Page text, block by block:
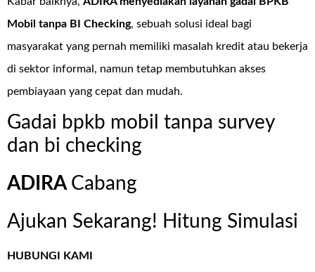
Mobil tanpa BI Checking, sebuah solusi ideal bagi
masyarakat yang pernah memiliki masalah kredit atau bekerja
di sektor informal, namun tetap membutuhkan akses
pembiayaan yang cepat dan mudah.
Gadai bpkb mobil tanpa survey
dan bi checking
ADIRA Cabang
Ajukan Sekarang! Hitung Simulasi
HUBUNGI KAMI